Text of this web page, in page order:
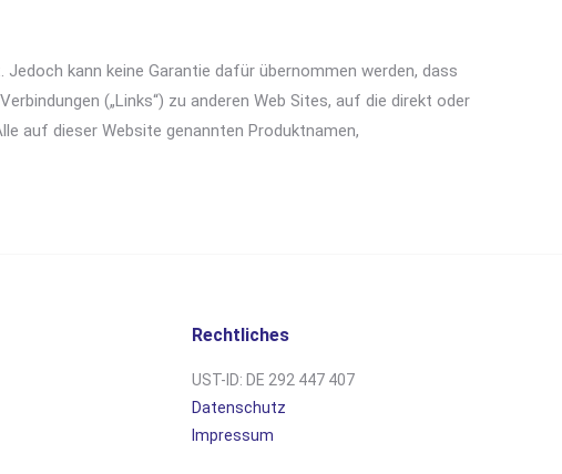
kann keine Garantie dafür übernommen werden, dass
(„Links“) zu anderen Web Sites, auf die direkt oder
auf dieser Website genannten Produktnamen,
Rechtliches
UST-ID: DE 292 447 407
Datenschutz
Impressum